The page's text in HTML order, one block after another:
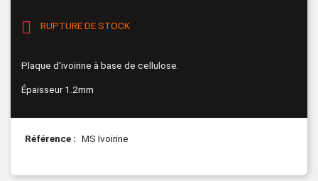
 RUPTURE DE STOCK
Plaque d'ivoirine à base de cellulose.
Épaisseur 1.2mm
Référence MS Ivoirine